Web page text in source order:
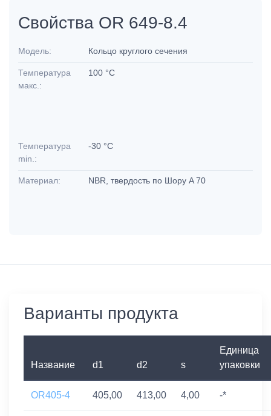
Свойства OR 649-8.4
Модель: Кольцо круглого сечения
Температура
макс.:
100 °C
Температура
min.:
-30 °C
Материал: NBR, твердость по Шору A 70
Варианты продукта
Название d1 d2 s
Единица
упаковки
OR405-4 405,00 413,00 4,00 -*